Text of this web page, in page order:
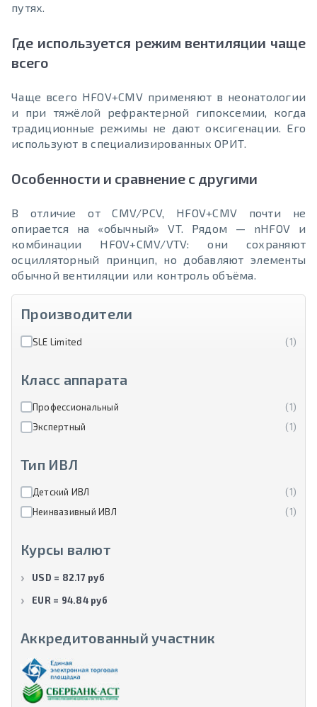
путях.
Где используется режим вентиляции чаще
всего
Чаще всего HFOV+CMV применяют в неонатологии
и при тяжёлой рефрактерной гипоксемии, когда
традиционные режимы не дают оксигенации. Его
используют в специализированных ОРИТ.
Особенности и сравнение с другими
В отличие от CMV/PCV, HFOV+CMV почти не
опирается на «обычный» VT. Рядом — nHFOV и
комбинации HFOV+CMV/VTV: они сохраняют
осцилляторный принцип, но добавляют элементы
обычной вентиляции или контроль объёма.
Производители
SLE Limited (1)
Класс аппарата
Профессиональный
(1)
Экспертный
(1)
Тип ИВЛ
Детский ИВЛ
(1)
Неинвазивный ИВЛ
(1)
Курсы валют
USD = 82.17 руб
EUR = 94.84 руб
Аккредитованный участник